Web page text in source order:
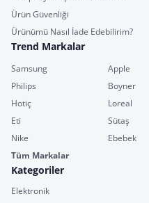
Ürün Güvenliği
Ürünümü Nasıl İade Edebilirim?
Trend Markalar
Samsung Apple
Philips
Boyner
Hotiç
Loreal
Eti
Sütaş
Nike
Ebebek
Tüm Markalar
Kategoriler
Elektronik